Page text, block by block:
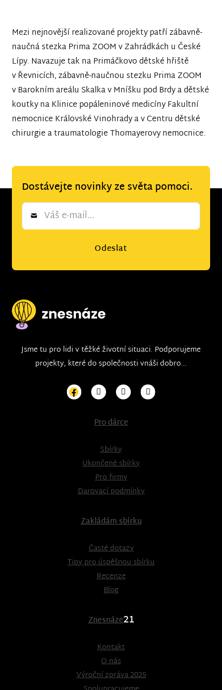
Mezi nejnovější realizované projekty patří zábavně-
naučná stezka Prima ZOOM v Zahrádkách u České
Lípy. Navazuje tak na Primáčkovo dětské hřiště
v Řevnicích, zábavně-naučnou stezku Prima ZOOM
v Barokním areálu Skalka v Mníšku pod Brdy a dětské
koutky na Klinice popáleninové medicíny Fakultní
nemocnice Královské Vinohrady a v Centru dětské
chirurgie a traumatologie Thomayerovy nemocnice.
Dostávejte novinky ze světa pomoci.
Newsletter
Odeslat
Jsme tu pro lidi v těžké životní situaci. Podporujeme
projekty, které do společnosti vnáši dobro...
Pro dárce
Sbírky
Ukončené sbírky
Pro firmy
Darovací podmínky
Zakládám sbírku
Časté dotazy
Tipy pro úspěšnou sbírku
Recenze
Blog
Znesnáze21
Kontakt
O nás
Výroční zpráva 2025